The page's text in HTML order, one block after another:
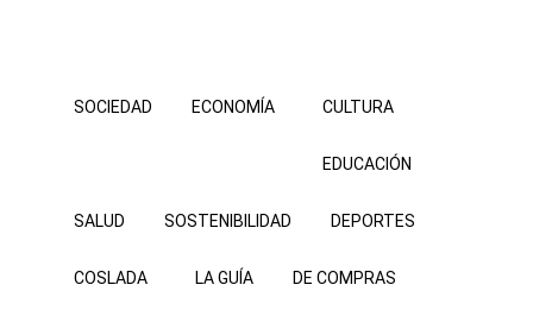
SOCIEDAD ECONOMÍA CULTURA
EDUCACIÓN
SALUD SOSTENIBILIDAD DEPORTES
COSLADA LA GUÍA DE COMPRAS